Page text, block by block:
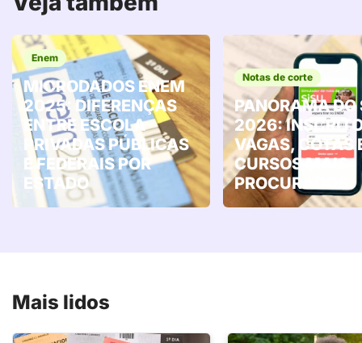
Enem
MICRODADOS ENEM
2025: DIFERENÇAS
ENTRE ESCOLA
PRIVADAS PÚBLICAS
E FEDERAIS POR
ESTADO
Notas de corte
PANORAMA DO
2026:
VAGAS, COTAS
CURSOS MAIS
PROCURADOS
Mais lidos